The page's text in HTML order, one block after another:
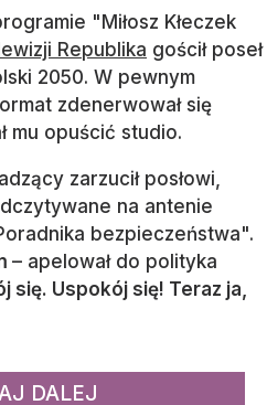
"Miłosz Kłeczek
Republika gościł poseł
2050. W pewnym
zdenerwował się
mu opuścić studio.
zarzucił posłowi,
na antenie
bezpieczeństwa".
– apelował do polityka
się. Uspokój się! Teraz ja,
DALEJ